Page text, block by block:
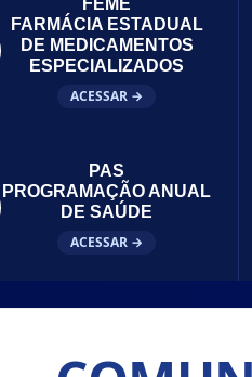
FEME
FARMÁCIA ESTADUAL
DE MEDICAMENTOS
ESPECIALIZADOS
ACESSAR →
PAS
PROGRAMAÇÃO ANUAL
DE SAÚDE
ACESSAR →